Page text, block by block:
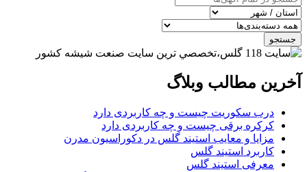
جستجو
آخرین مطالب وبلاگ
درب سکوریت چیست و چه کاربردی دارد
کرکره برقی چیست و چه کاربردی دارد
مزایا و معایب استیند گلس در دکوراسیون مدرن
کاربرد استیند گلس
معرفی استیند گلس